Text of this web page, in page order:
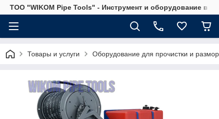
ТОО "WIKOM Pipe Tools" - Инструмент и оборудование в
Товары и услуги Оборудование для прочистки и